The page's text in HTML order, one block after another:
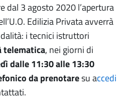
dal 3 agosto 2020 l’apertura
Edilizia Privata avverrà
i tecnici istruttori
telematica, nei giorni di
dalle 11:30 alle 13:30
da prenotaresu accedi